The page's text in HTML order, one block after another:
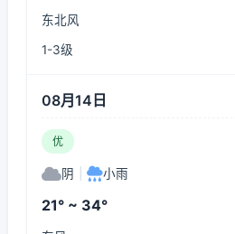
东北风
1-3级
08月14日
优
阴 小雨
21° ~ 34°